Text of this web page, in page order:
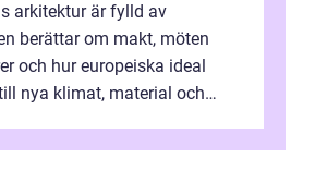
arkitektur är fylld av
berättar om makt, möten
och hur europeiska ideal
nya klimat, material och